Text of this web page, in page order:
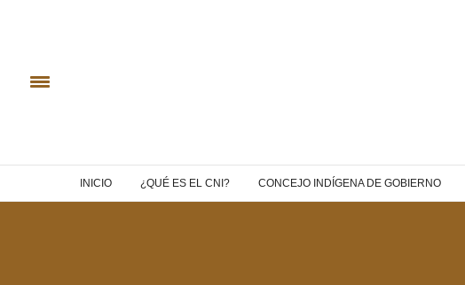
INICIO ¿QUÉ ES EL CNI? CONCEJO INDÍGENA DE GOBIERNO